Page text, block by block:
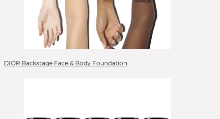
DIOR Backstage Face & Body Foundation